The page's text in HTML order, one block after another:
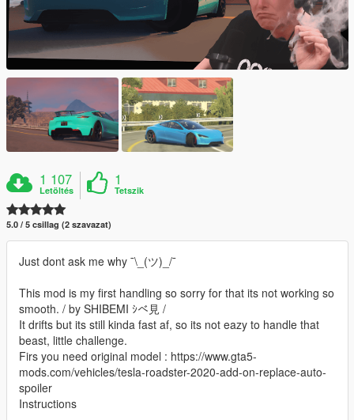
1 107
Letöltés
1
Tetszik
5.0 / 5 csillag (2 szavazat)
Just dont ask me why ¯\_(ツ)_/¯
This mod is my first handling so sorry for that its not working so
smooth. / by SHIBEMI ｼべ見 /
It drifts but its still kinda fast af, so its not eazy to handle that
beast, little challenge.
Firs you need original model : https://www.gta5-
mods.com/vehicles/tesla-roadster-2020-add-on-replace-auto-
spoiler
Instructions